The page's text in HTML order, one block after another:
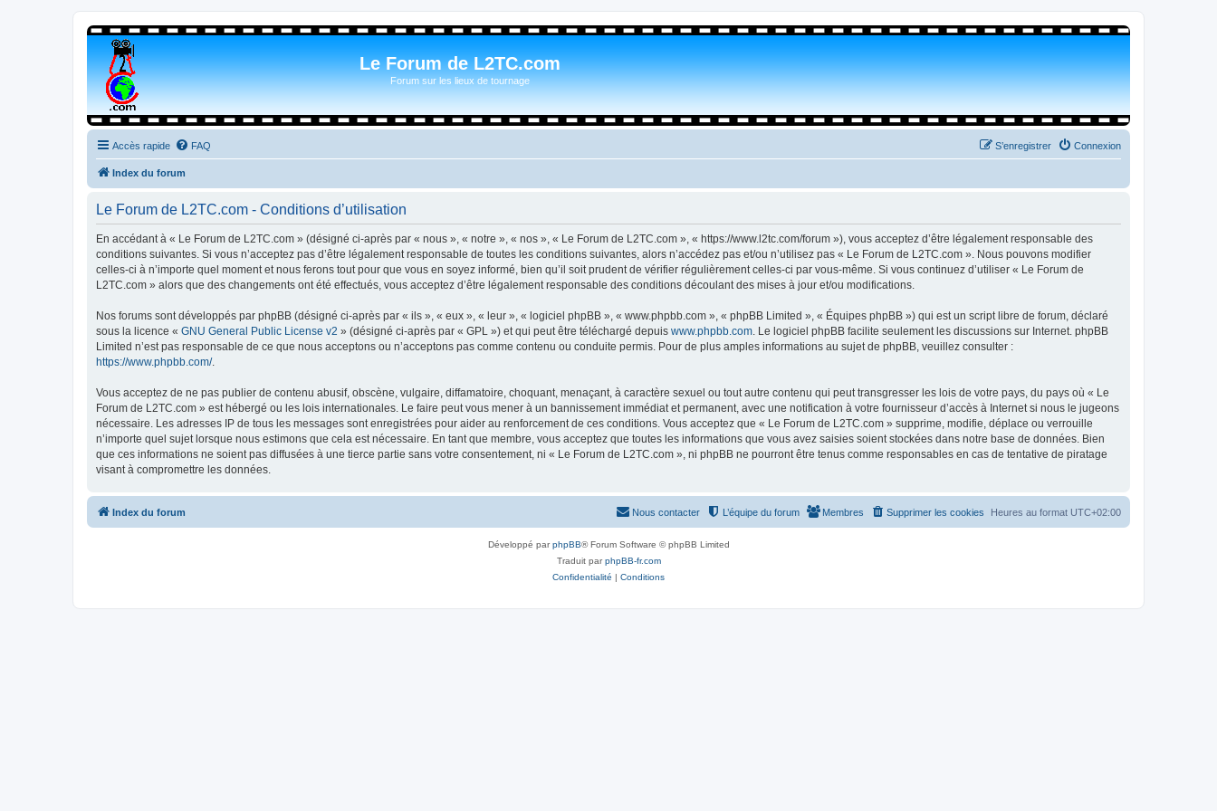
Le Forum de L2TC.com
Forum sur les lieux de tournage
Accès rapide FAQ Connexion
S’enregistrer
Index du forum
Le Forum de L2TC.com - Conditions d’utilisation
En accédant à « Le Forum de L2TC.com » (désigné ci-après par « nous », « notre », « nos », « Le Forum de L2TC.com », « https://www.l2tc.com/forum »), vous acceptez d’être légalement responsable des
conditions suivantes. Si vous n’acceptez pas d’être légalement responsable de toutes les conditions suivantes, alors n’accédez pas et/ou n’utilisez pas « Le Forum de L2TC.com ». Nous pouvons modifier
celles-ci à n’importe quel moment et nous ferons tout pour que vous en soyez informé, bien qu’il soit prudent de vérifier régulièrement celles-ci par vous-même. Si vous continuez d’utiliser « Le Forum de
L2TC.com » alors que des changements ont été effectués, vous acceptez d’être légalement responsable des conditions découlant des mises à jour et/ou modifications.
Nos forums sont développés par phpBB (désigné ci-après par « ils », « eux », « leur », « logiciel phpBB », « www.phpbb.com », « phpBB Limited », « Équipes phpBB ») qui est un script libre de forum, déclaré
sous la licence « GNU General Public License v2 » (désigné ci-après par « GPL ») et qui peut être téléchargé depuis www.phpbb.com. Le logiciel phpBB facilite seulement les discussions sur Internet. phpBB
Limited n’est pas responsable de ce que nous acceptons ou n’acceptons pas comme contenu ou conduite permis. Pour de plus amples informations au sujet de phpBB, veuillez consulter :
https://www.phpbb.com/.
Vous acceptez de ne pas publier de contenu abusif, obscène, vulgaire, diffamatoire, choquant, menaçant, à caractère sexuel ou tout autre contenu qui peut transgresser les lois de votre pays, du pays où « Le
Forum de L2TC.com » est hébergé ou les lois internationales. Le faire peut vous mener à un bannissement immédiat et permanent, avec une notification à votre fournisseur d’accès à Internet si nous le jugeons
nécessaire. Les adresses IP de tous les messages sont enregistrées pour aider au renforcement de ces conditions. Vous acceptez que « Le Forum de L2TC.com » supprime, modifie, déplace ou verrouille
n’importe quel sujet lorsque nous estimons que cela est nécessaire. En tant que membre, vous acceptez que toutes les informations que vous avez saisies soient stockées dans notre base de données. Bien
que ces informations ne soient pas diffusées à une tierce partie sans votre consentement, ni « Le Forum de L2TC.com », ni phpBB ne pourront être tenus comme responsables en cas de tentative de piratage
visant à compromettre les données.
Index du forum Heures au format UTC+02:00
Supprimer les cookies
Membres
L’équipe du forum
Nous contacter
Développé parphpBB® Forum Software © phpBB Limited
Traduit parphpBB-fr.com
Confidentialité | Conditions